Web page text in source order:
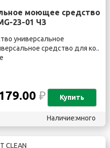
моющее средство
23-01 ЧЗ
универсальное
средство для ко..
₽ Купить
Наличие:много